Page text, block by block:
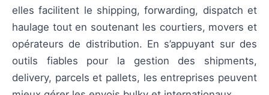
elles facilitent le shipping, forwarding, dispatch et
haulage tout en soutenant les courtiers, movers et
opérateurs de distribution. En s’appuyant sur des
outils fiables pour la gestion des shipments,
delivery, parcels et pallets, les entreprises peuvent